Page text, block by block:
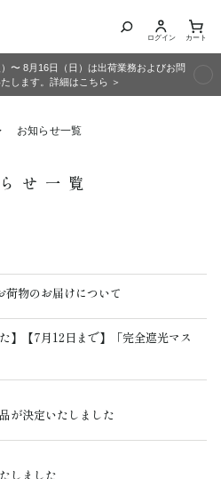
ログイン カート
〜 8月16日（日）は出荷業務およびお問
します。詳細はこちら ＞
お知らせ一覧
せ一覧
物のお届けについて
】【7月12日まで】「完全遮光マス
が決定いたしました
しました